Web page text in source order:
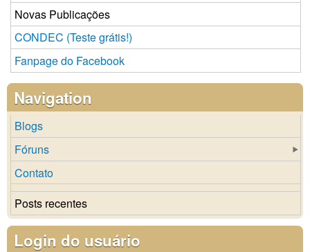
Novas Publicações
CONDEC (Teste grátis!)
Fanpage do Facebook
Navigation
Blogs
Fóruns
Contato
Posts recentes
Login do usuário